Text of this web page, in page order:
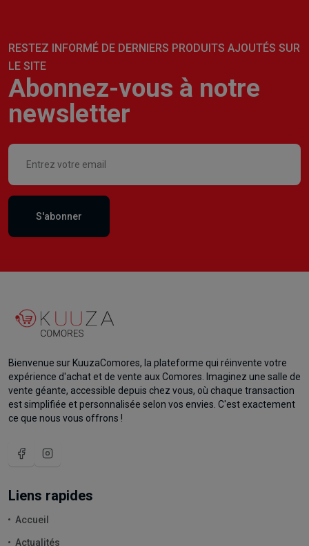
RESTEZ INFORMÉ DE DERNIERS PRODUITS AJOUTÉS SUR
LE SITE
Abonnez-vous à notre
newsletter
S'abonner
Bienvenue sur KuuzaComores, la plateforme qui réinvente votre
expérience d'achat et de vente aux Comores. Imaginez une salle de
vente géante, accessible depuis chez vous, où chaque transaction
est simplifiée et personnalisée selon vos envies. C'est exactement
ce que nous vous offrons !
Liens rapides
Accueil
Actualités